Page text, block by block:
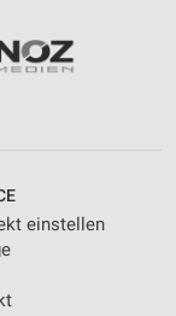
einstellen